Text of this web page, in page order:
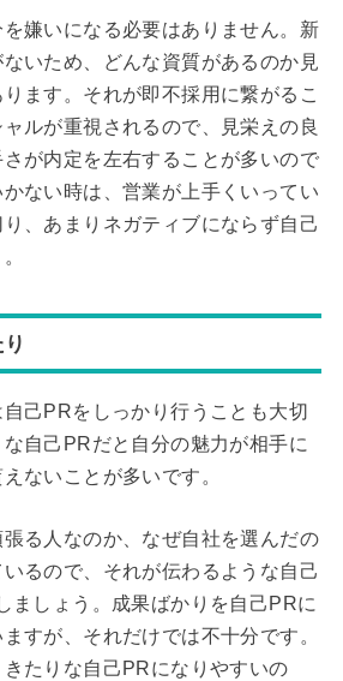
嫌いになる必要はありません。新
いため、どんな資質があるのか見
ます。それが即不採用に繋がるこ
ルが重視されるので、見栄えの良
が内定を左右することが多いので
ない時は、営業が上手くいってい
、あまりネガティブにならず自己
己PRをしっかり行うことも大切
自己PRだと自分の魅力が相手に
ないことが多いです。
る人なのか、なぜ自社を選んだの
るので、それが伝わるような自己
ましょう。成果ばかりを自己PRに
すが、それだけでは不十分です。
たりな自己PRになりやすいの